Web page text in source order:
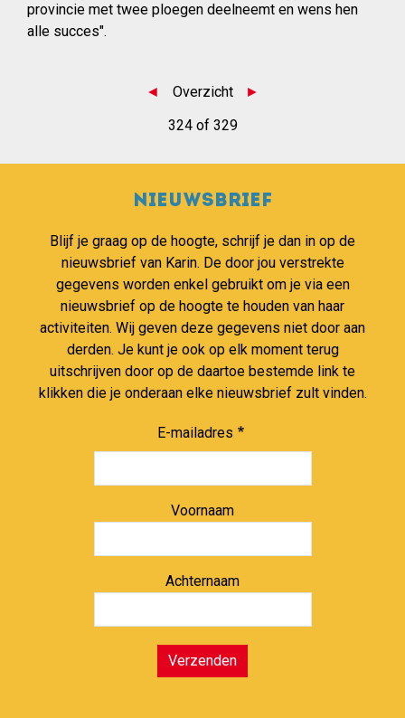
provincie met twee ploegen deelneemt en wens hen
alle succes".
◄ Overzicht
►
324 of 329
Nieuwsbrief
Blijf je graag op de hoogte, schrijf je dan in op de
nieuwsbrief van Karin. De door jou verstrekte
gegevens worden enkel gebruikt om je via een
nieuwsbrief op de hoogte te houden van haar
activiteiten. Wij geven deze gegevens niet door aan
derden. Je kunt je ook op elk moment terug
uitschrijven door op de daartoe bestemde link te
klikken die je onderaan elke nieuwsbrief zult vinden.
E-mailadres
Voornaam
Achternaam
Verzenden